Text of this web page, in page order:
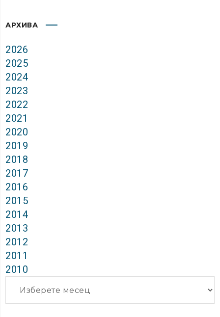
АРХИВА
2026
2025
2024
2023
2022
2021
2020
2019
2018
2017
2016
2015
2014
2013
2012
2011
2010